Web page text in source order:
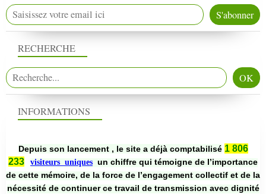
RECHERCHE
INFORMATIONS
Depuis son lancement , le site a déjà comptabilisé 1 806
233
visiteurs uniques un chiffre qui témoigne de l’importance
de cette mémoire, de la force de l’engagement collectif et de la
nécessité de continuer ce travail de transmission avec dignité